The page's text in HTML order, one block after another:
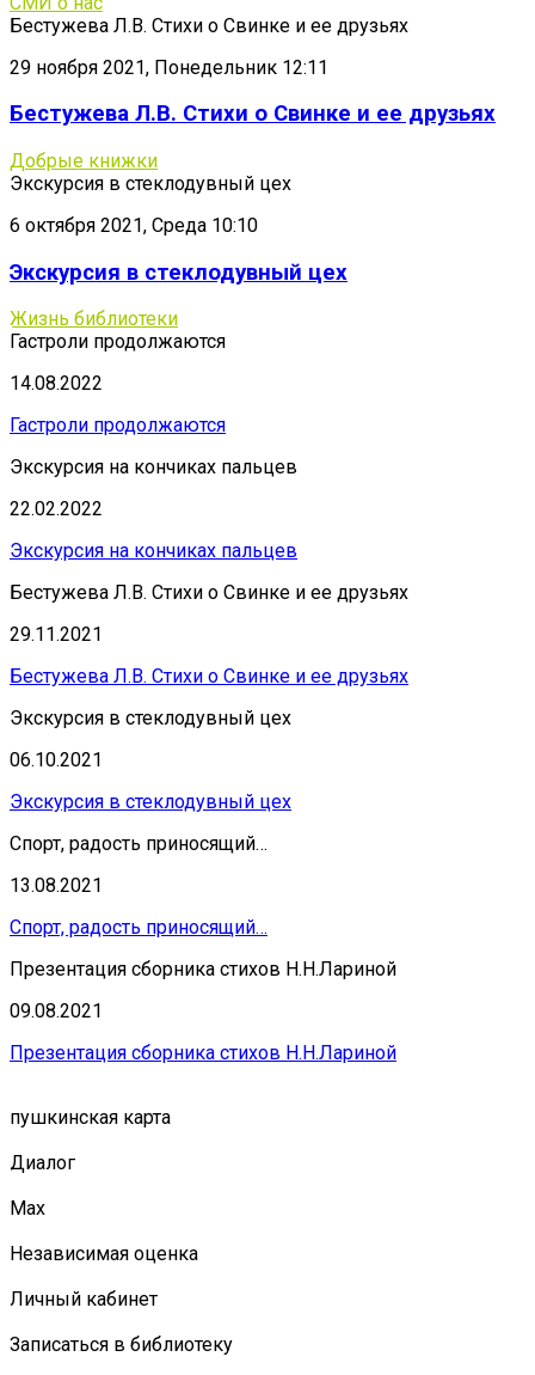
Бестужева Л.В. Стихи о Свинке и ее друзьях
29 ноября 2021, Понедельник 12:11
Бестужева Л.В. Стихи о Свинке и ее друзьях
Добрые книжки
Экскурсия в стеклодувный цех
6 октября 2021, Среда 10:10
Экскурсия в стеклодувный цех
Жизнь библиотеки
Гастроли продолжаются
14.08.2022
Гастроли продолжаются
Экскурсия на кончиках пальцев
22.02.2022
Экскурсия на кончиках пальцев
Бестужева Л.В. Стихи о Свинке и ее друзьях
29.11.2021
Бестужева Л.В. Стихи о Свинке и ее друзьях
Экскурсия в стеклодувный цех
06.10.2021
Экскурсия в стеклодувный цех
Спорт, радость приносящий…
13.08.2021
Спорт, радость приносящий…
Презентация сборника стихов Н.Н.Лариной
09.08.2021
Презентация сборника стихов Н.Н.Лариной
пушкинская карта
Диалог
Мах
Независимая оценка
Личный кабинет
Записаться в библиотеку